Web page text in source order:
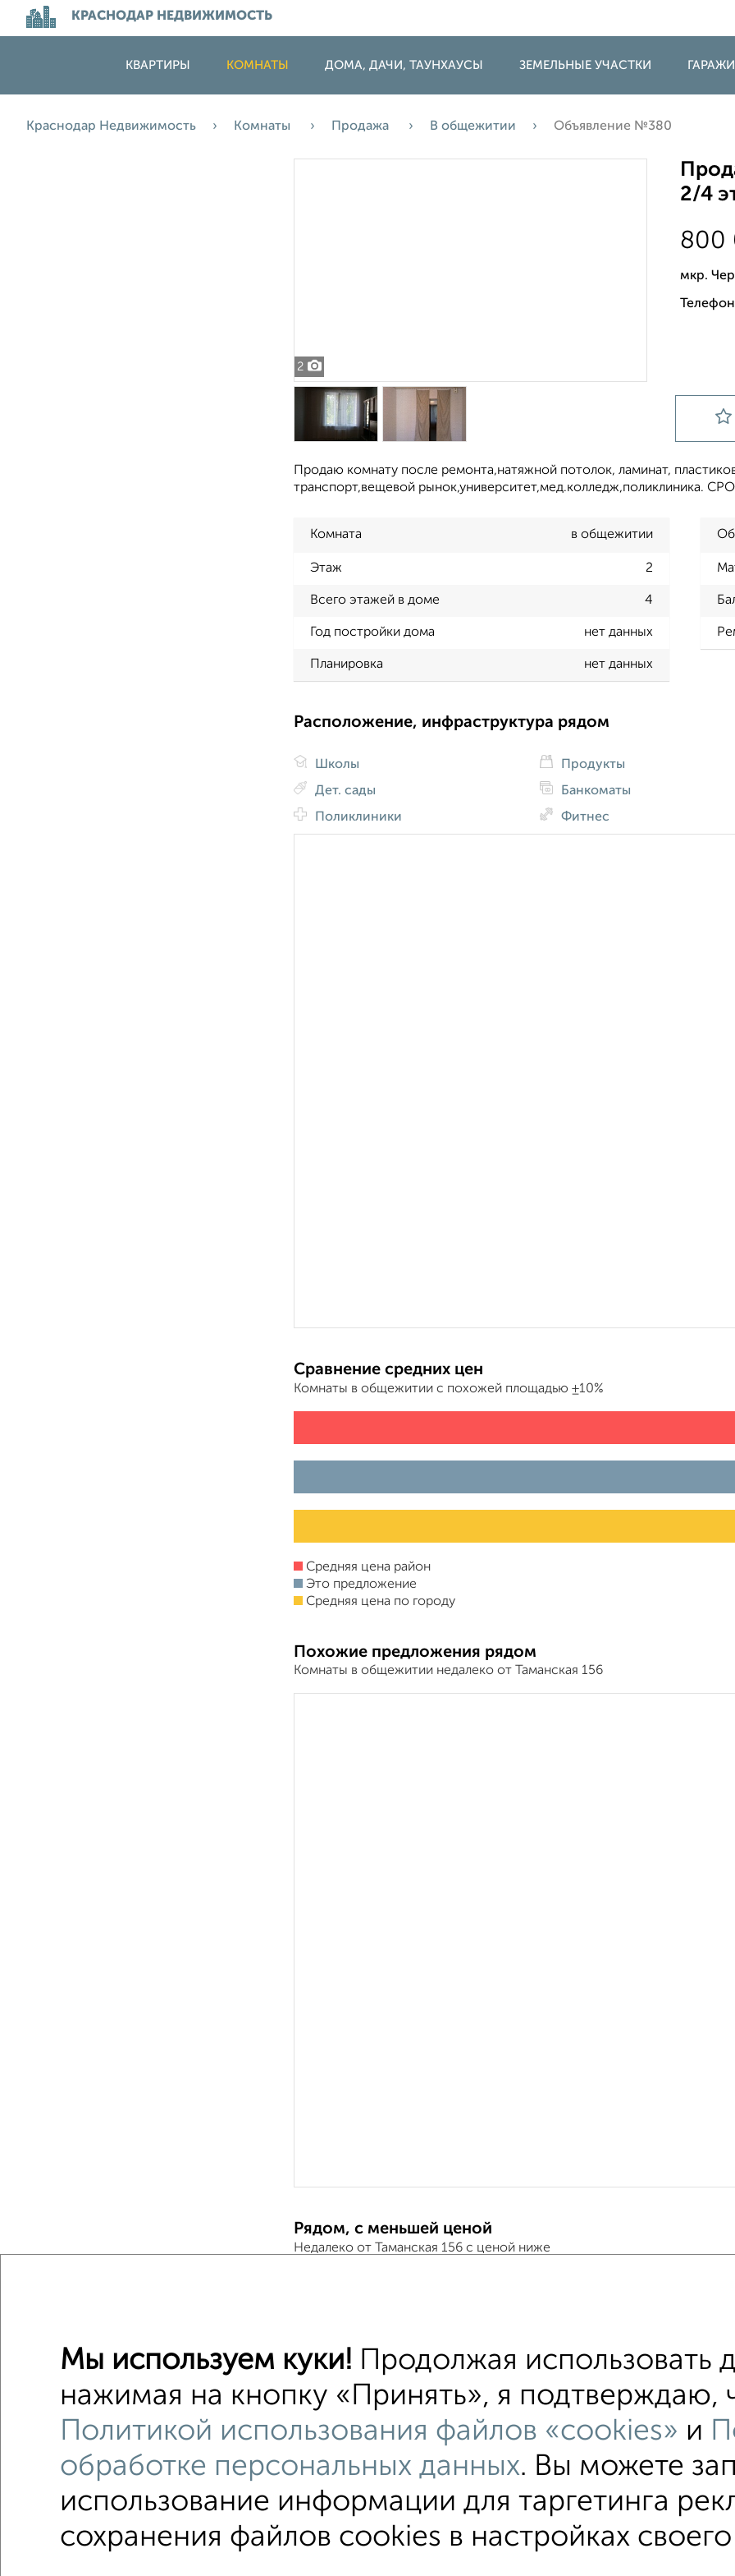
КРАСНОДАР НЕДВИЖИМОСТЬ
КВАРТИРЫ КОМНАТЫ ДОМА, ДАЧИ, ТАУНХАУСЫ ЗЕМЕЛЬНЫЕ УЧАСТКИ
Краснодар Недвижимость Комнаты Продажа В общежитии Объявление №380
2
2/4
800
мкр.
Продаю комнату после ремонта,натяжной потолок, ламинат,
транспорт,вещевой рынок,университет,мед.колледж,поликлиника.
Комната в общежитии
Этаж 2
Всего этажей в доме 4
Год постройки дома нет данных
Планировка нет данных
Расположение, инфраструктура рядом
Школы
Дет. сады
Поликлиники
Продукты
Банкоматы
Фитнес
Сравнение средних цен
Комнаты в общежитии с похожей площадью ±10%
Средняя цена район
Это предложение
Средняя цена по городу
Похожие предложения рядом
Комнаты в общежитии недалеко от Таманская 156
Рядом, с меньшей ценой
Недалеко от Таманская 156 с ценой ниже
микрорайон Черёмушки на улице Таманская без
не первый этаж не последний этаж в малоэтажном
площадью до 20 м² С домофоном
В общежитии В коммуналке В двухкомнатной квартире Без
Мы используем куки! Продолжая использовать
нажимая на кнопку «Принять», я подтверждаю,
Политикой использования файлов «cookies» и
обработке персональных данных. Вы можете
использование информации для таргетинга
сохранения файлов cookies в настройках